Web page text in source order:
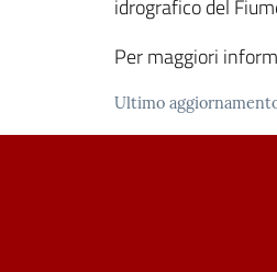
idrografico del
Per maggiori
Ultimo